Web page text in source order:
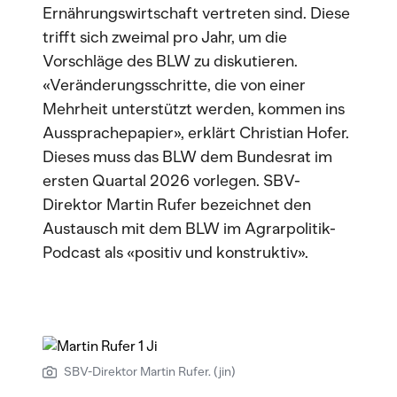
Ernährungswirtschaft vertreten sind. Diese
trifft sich zweimal pro Jahr, um die
Vorschläge des BLW zu diskutieren.
«Veränderungsschritte, die von einer
Mehrheit unterstützt werden, kommen ins
Aussprachepapier», erklärt Christian Hofer.
Dieses muss das BLW dem Bundesrat im
ersten Quartal 2026 vorlegen. SBV-
Direktor Martin Rufer bezeichnet den
Austausch mit dem BLW im Agrarpolitik-
Podcast als «positiv und konstruktiv».
SBV-Direktor Martin Rufer. (jin)